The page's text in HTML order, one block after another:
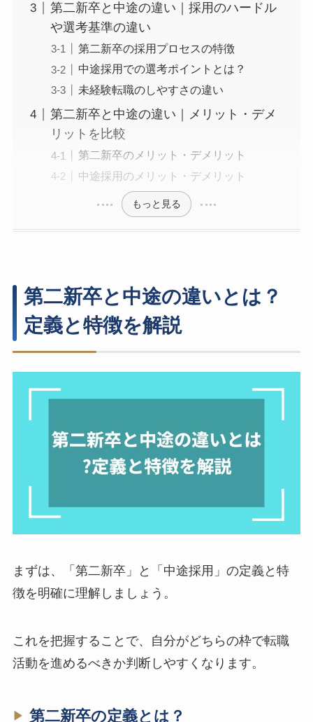
第二新卒と中途の違い｜採用のハードル
や選考基準の違い
第二新卒の採用プロセスの特徴
中途採用での選考ポイントとは？
未経験転職のしやすさの違い
第二新卒と中途の違い｜メリット・デメ
リットを比較
第二新卒のメリット・デメリット
中途採用のメリット・デメリット
もっと見る
第二新卒と中途の違いとは？
定義と特徴を解説
まずは、「第二新卒」と「中途採用」の定義と特
徴を明確に理解しましょう。
これを把握することで、自分がどちらの枠で転職
活動を進めるべきか判断しやすくなります。
第二新卒の定義とは？